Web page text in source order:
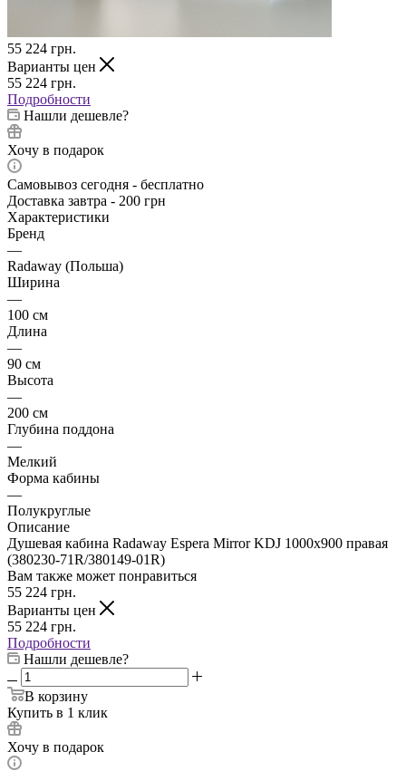
55 224 грн.
Варианты цен
55 224 грн.
Подробности
Нашли дешевле?
Хочу в подарок
Самовывоз сегодня - бесплатно
Доставка завтра - 200 грн
Характеристики
Бренд
—
Radaway (Польша)
Ширина
—
100 см
Длина
—
90 см
Высота
—
200 см
Глубина поддона
—
Мелкий
Форма кабины
—
Полукруглые
Описание
Душевая кабина Radaway Espera Mirror KDJ 1000x900 правая
(380230-71R/380149-01R)
Вам также может понравиться
55 224 грн.
Варианты цен
55 224 грн.
Подробности
Нашли дешевле?
В корзину
Купить в 1 клик
Хочу в подарок